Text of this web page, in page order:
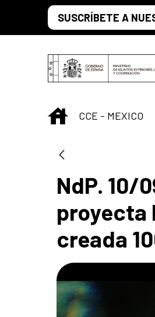
Saut au contenu principal
SUSCRÍBETE A
INICIO
CCE - MEXICO
NdP. 10/
proyecta
creada